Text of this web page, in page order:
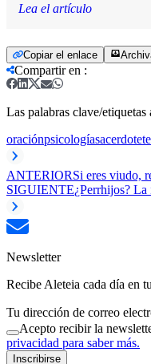
Lea el artículo
Copiar el enlace
Compartir en :
Las palabras clave/etiquetas
oraciónpsicologíasacerdote
ANTERIORSi eres viudo,
SIGUIENTE¿Perrhijos? La
Newsletter
Recibe Aleteia cada día en
Tu dirección de correo
Acepto recibir la
privacidad para saber más.
Inscribirse